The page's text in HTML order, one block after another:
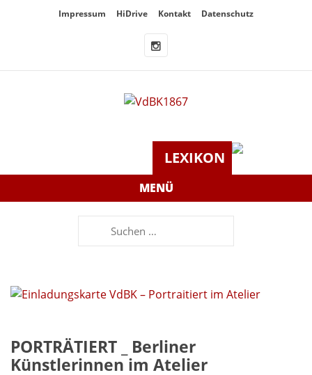
ÜberspringeImpressum HiDrive Kontakt Datenschutz
LEXIKON
MENÜ
PORTRÄTIERT _ Berliner
Künstlerinnen im Atelier